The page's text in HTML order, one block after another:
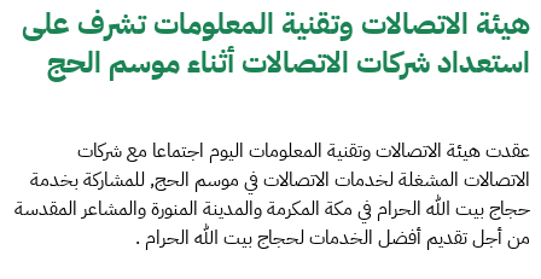
هيئة الاتصالات وتقنية المعلومات تشرف على
استعداد شركات الاتصالات أثناء موسم الحج
عقدت هيئة الاتصالات وتقنية المعلومات اليوم اجتماعا مع شركات
الاتصالات المشغلة لخدمات الاتصالات في موسم الحج, للمشاركة بخدمة
حجاج بيت الله الحرام في مكة المكرمة والمدينة المنورة والمشاعر المقدسة
من أجل تقديم أفضل الخدمات لحجاج بيت الله الحرام .